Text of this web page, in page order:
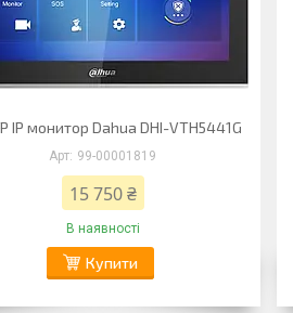
IP монитор Dahua DHI-VTH5441G
99-00001819
15 750 ₴
В наявності
Купити